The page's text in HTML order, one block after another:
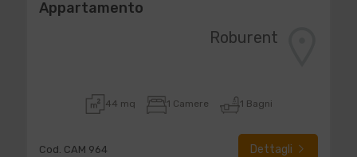
Appartamento
Roburent
44 mq 1 Camere 1 Bagni
Cod. CAM 964 Dettagli